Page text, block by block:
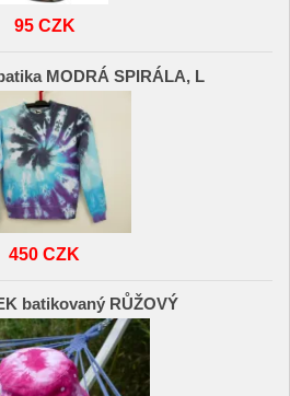
95 CZK
MODRÁ SPIRÁLA, L
450 CZK
batikovaný RŮŽOVÝ